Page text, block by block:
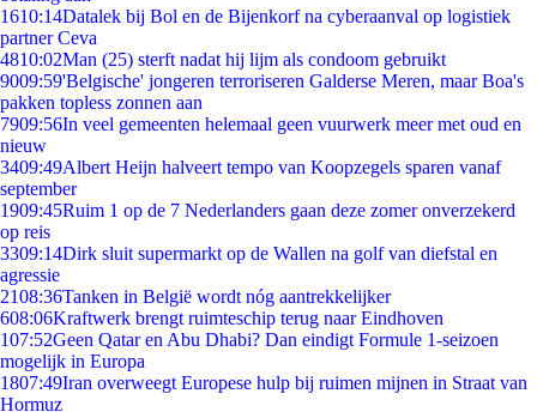
1610:14Datalek bij Bol en de Bijenkorf na cyberaanval op logistiek
partner Ceva
4810:02Man (25) sterft nadat hij lijm als condoom gebruikt
9009:59'Belgische' jongeren terroriseren Galderse Meren, maar Boa's
pakken topless zonnen aan
7909:56In veel gemeenten helemaal geen vuurwerk meer met oud en
nieuw
3409:49Albert Heijn halveert tempo van Koopzegels sparen vanaf
september
1909:45Ruim 1 op de 7 Nederlanders gaan deze zomer onverzekerd
op reis
3309:14Dirk sluit supermarkt op de Wallen na golf van diefstal en
agressie
2108:36Tanken in België wordt nóg aantrekkelijker
608:06Kraftwerk brengt ruimteschip terug naar Eindhoven
107:52Geen Qatar en Abu Dhabi? Dan eindigt Formule 1-seizoen
mogelijk in Europa
1807:49Iran overweegt Europese hulp bij ruimen mijnen in Straat van
Hormuz